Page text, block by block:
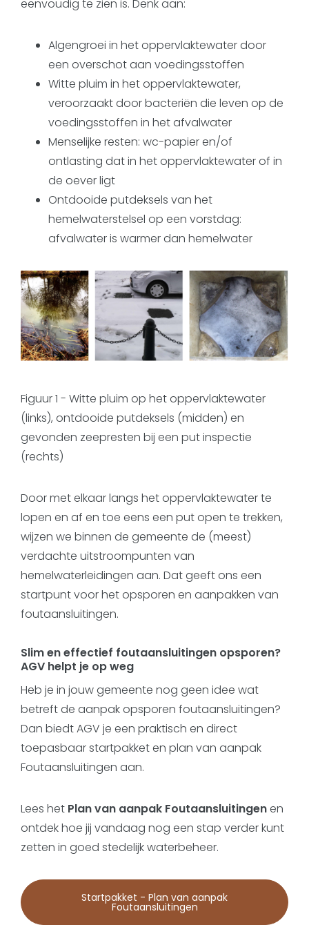
eenvoudig te zien is. Denk aan:
Algengroei in het oppervlaktewater door
een overschot aan voedingsstoffen
Witte pluim in het oppervlaktewater,
veroorzaakt door bacteriën die leven op de
voedingsstoffen in het afvalwater
Menselijke resten: wc-papier en/of
ontlasting dat in het oppervlaktewater of in
de oever ligt
Ontdooide putdeksels van het
hemelwaterstelsel op een vorstdag:
afvalwater is warmer dan hemelwater
Figuur 1 - Witte pluim op het oppervlaktewater
(links), ontdooide putdeksels (midden) en
gevonden zeepresten bij een put inspectie
(rechts)
Door met elkaar langs het oppervlaktewater te
lopen en af en toe eens een put open te trekken,
wijzen we binnen de gemeente de (meest)
verdachte uitstroompunten van
hemelwaterleidingen aan. Dat geeft ons een
startpunt voor het opsporen en aanpakken van
foutaansluitingen.
Slim en effectief foutaansluitingen opsporen?
AGV helpt je op weg
Heb je in jouw gemeente nog geen idee wat
betreft de aanpak opsporen foutaansluitingen?
Dan biedt AGV je een praktisch en direct
toepasbaar startpakket en plan van aanpak
Foutaansluitingen aan.
Lees het Plan van aanpak Foutaansluitingenen
ontdek hoe jij vandaag nog een stap verder kunt
zetten in goed stedelijk waterbeheer.
Startpakket - Plan van aanpak
Foutaansluitingen